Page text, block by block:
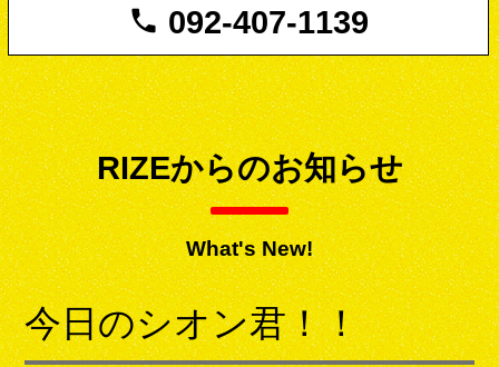
092-407-1139
RIZEからのお知らせ
What's New!
今日のシオン君！！